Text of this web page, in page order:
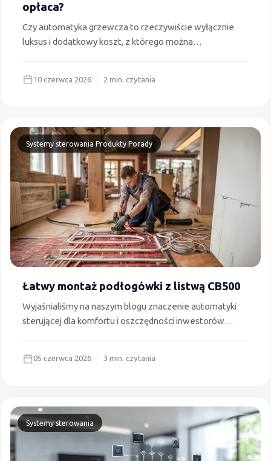
opłaca?
Czy automatyka grzewcza to rzeczywiście wyłącznie
luksus i dodatkowy koszt, z którego można
10 czerwca 2026 2 min. czytania
Systemy sterowania Produkty Porady
Łatwy montaż podłogówki z listwą CB500
Wyjaśnialiśmy na naszym blogu znaczenie automatyki
sterującej dla komfortu i oszczędności inwestorów
wspomnianej automatyki, a konkretnie listwy sterującej
ulepszony system podłączenia przewodów. Czy to
wszystko? W artykule podpowiadamy także jakich
argumentów możesz użyć w rozmowie z inwestorem.
05 czerwca 2026 3 min. czytania
Systemy sterowania